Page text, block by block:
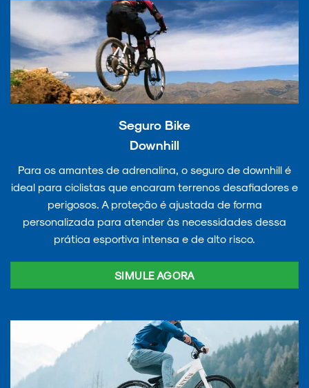
Seguro Bike
Downhill
Para os amantes de adrenalina, o seguro de downhill é
ideal para ciclistas que encaram terrenos desafiadores e
perigosos. A proteção é ajustada de forma
personalizada para atender às necessidades dessa
prática esportiva intensa e de alto risco.
SIMULE AGORA